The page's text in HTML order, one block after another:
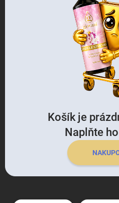
Košík je
Naplňte